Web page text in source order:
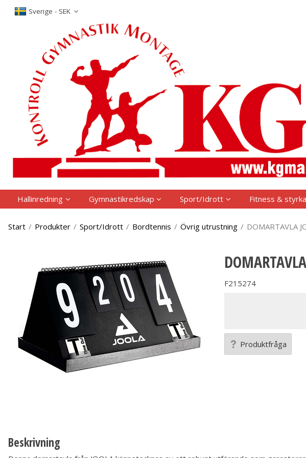
Sverige - SEK
Hallinredning Gymnastikredskap Sport/Idrott Fitness & styrka
Start / Produkter / Sport/Idrott / Bordtennis / Övrig utrustning / DOMARTAVLA
F215274
Produktfråga
Beskrivning